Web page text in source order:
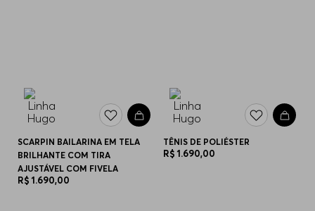
SCARPIN BAILARINA EM TELA
BRILHANTE COM TIRA
AJUSTÁVEL COM FIVELA
R$ 1.690,00
TÊNIS DE POLIÉSTER
R$ 1.690,00